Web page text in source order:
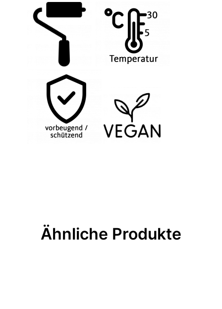
Ähnliche Produkte